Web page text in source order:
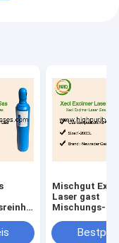
Mischgut
Laser gast
Mischungs-